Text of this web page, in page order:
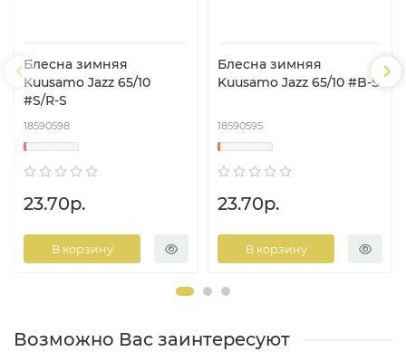
Блесна зимняя
Kuusamo Jazz 65/10
#S/R-S
18590598
23.70р.
В корзину
Блесна зимняя
Kuusamo Jazz 65/10 #B-S
18590595
23.70р.
В корзину
Возможно Вас заинтересуют